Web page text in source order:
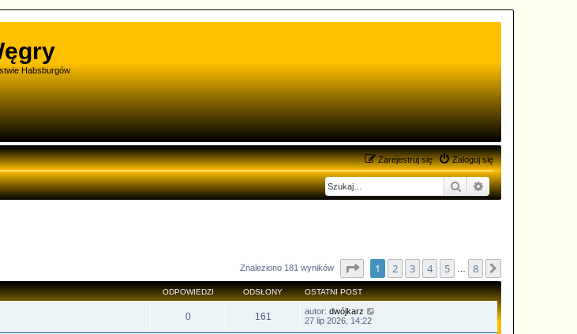
Habsburgów
Zaloguj się
Zarejestruj się
SzukajWyszukiwanie
Znaleziono 181 wyników Strona1 8
1 2 3 4 5 8
ODPOWIEDZI ODSŁONY OSTATNI POST
0 161 autor: dwójkarz
27 lip 2026, 14:22